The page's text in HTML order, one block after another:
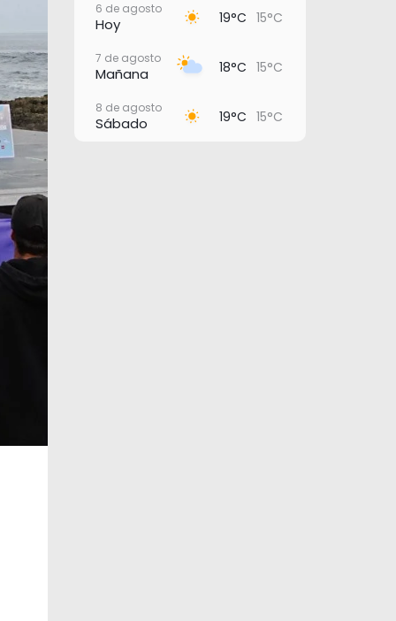
6 de agosto
Hoy 19°C 15°C
7 de agosto
Mañana 18°C 15°C
8 de agosto
Sábado 19°C 15°C